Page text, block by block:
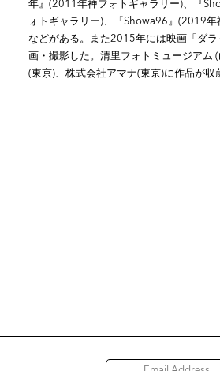
年』(2011年禅フォトギャラリー)、『
ォトギャラリー)、『Showa96』(2019年
などがある。また2015年には映画「ダ
画・撮影した。清里フォトミュージアム
(東京)、株式会社アマナ(東京)に作品が収